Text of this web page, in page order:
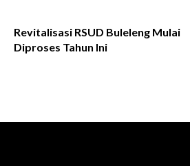
Revitalisasi RSUD Buleleng Mulai
Diproses Tahun Ini